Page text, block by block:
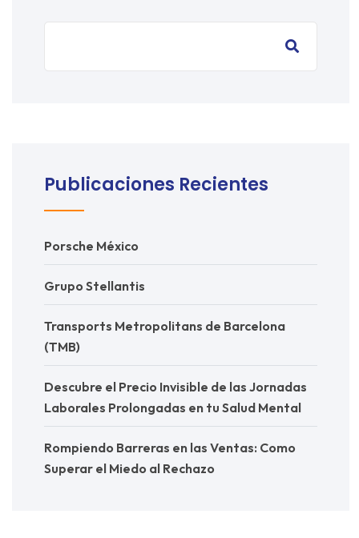
Publicaciones Recientes
Porsche México
Grupo Stellantis
Transports Metropolitans de Barcelona
(TMB)
Descubre el Precio Invisible de las Jornadas
Laborales Prolongadas en tu Salud Mental
Rompiendo Barreras en las Ventas: Como
Superar el Miedo al Rechazo